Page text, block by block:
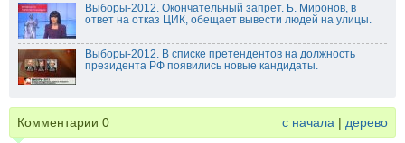
Выборы-2012. Окончательный запрет. Б. Миронов, в
ответ на отказ ЦИК, обещает вывести людей на улицы.
Выборы-2012. В списке претендентов на должность
президента РФ появились новые кандидаты.
Комментарии 0 с начала | дерево